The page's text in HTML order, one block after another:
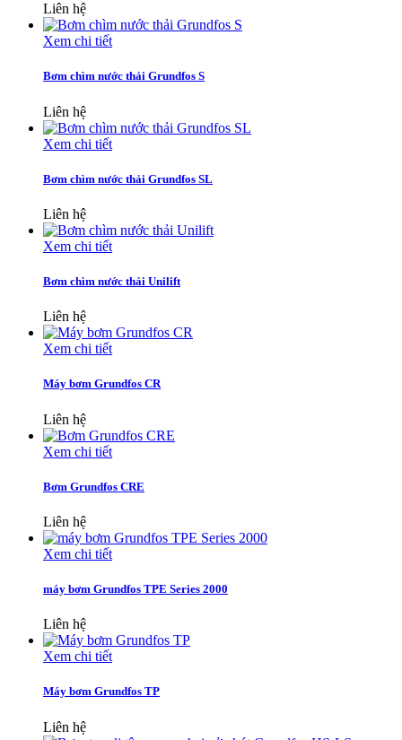
Liên hệ
Xem chi tiết
Bơm chìm nước thải Grundfos S
Liên hệ
Xem chi tiết
Bơm chìm nước thải Grundfos SL
Liên hệ
Xem chi tiết
Bơm chìm nước thải Unilift
Liên hệ
Xem chi tiết
Máy bơm Grundfos CR
Liên hệ
Xem chi tiết
Bơm Grundfos CRE
Liên hệ
Xem chi tiết
máy bơm Grundfos TPE Series 2000
Liên hệ
Xem chi tiết
Máy bơm Grundfos TP
Liên hệ